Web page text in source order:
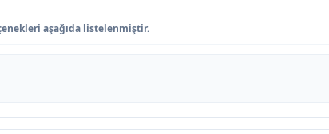
aşağıda listelenmiştir.